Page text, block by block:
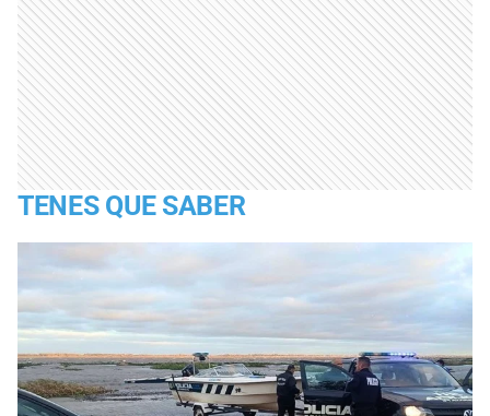
TENES QUE SABER